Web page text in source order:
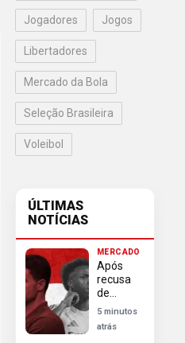
Jogadores Jogos
Libertadores
Mercado da Bola
Seleção Brasileira
Voleibol
ÚLTIMAS
NOTÍCIAS
MERCADO
Após
recusa
de
Vinícius
Junior,
Arsenal
5 minutos
atrás